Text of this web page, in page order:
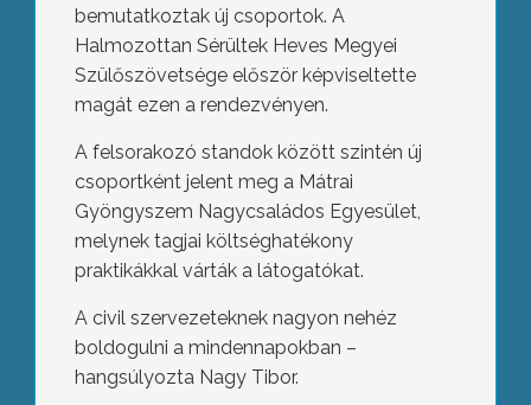
bemutatkoztak új csoportok. A
Halmozottan Sérültek Heves Megyei
Szülőszövetsége először képviseltette
magát ezen a rendezvényen.
A felsorakozó standok között szintén új
csoportként jelent meg a Mátrai
Gyöngyszem Nagycsaládos Egyesület,
melynek tagjai költséghatékony
praktikákkal várták a látogatókat.
A civil szervezeteknek nagyon nehéz
boldogulni a mindennapokban –
hangsúlyozta Nagy Tibor.